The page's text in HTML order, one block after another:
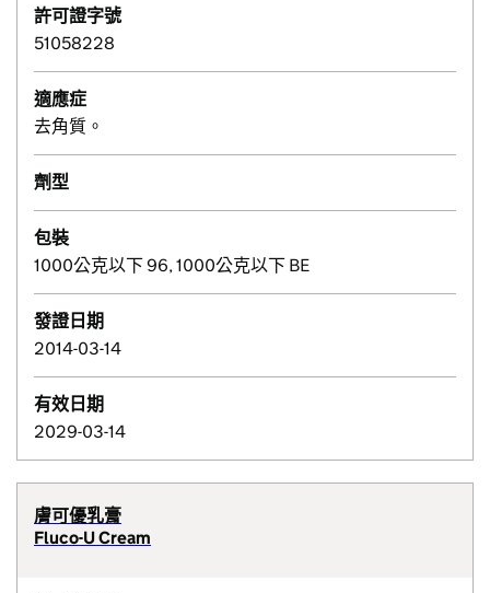
許可證字號
51058228
適應症
去角質。
劑型
包裝
1000公克以下 96, 1000公克以下 BE
發證日期
2014-03-14
有效日期
2029-03-14
膚可優乳膏
Fluco-U Cream